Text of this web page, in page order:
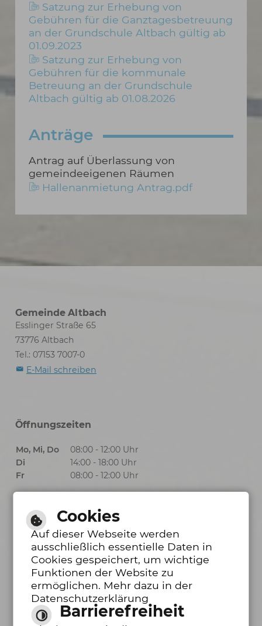
Satzung zur Erhebung von
Gebühren für die Ganztagesbetreuung
an der Grundschule Altbach gültig ab
01.09.2023
Satzung zur Erhebung von
Gebühren für die kommunale
Betreuung an der Grundschule
Altbach gültig ab 01.08.2026
Anträge
Antrag auf Überlassung von
gemeindeeigenen Räumen
Hallenanmietung Antrag.pdf
Gemeinde Altbach
Esslinger Straße 65
73776 Altbach
Tel.: 07153 7007-0
E-Mail schreiben
Öffnungszeiten
Mo, Mi, Do
08:00 - 12:00 Uhr
Di
14:00 - 18:00 Uhr
Fr
08:00 - 12:00 Uhr
Öffnungszeiten Bürgerbüro
Mo, Mi, Do
08:00 - 12:00 Uhr
14:00 - 18:00 Uhr
08:00 - 12:00 Uhr
Barrierefreie Ansicht
Cookies
Auf dieser Webseite werden
ausschließlich essentielle Daten in
Cookies gespeichert, um wichtige
Funktionen der Website zu
ermöglichen. Mehr dazu in der
Datenschutzerklärung
Barrierefreiheit